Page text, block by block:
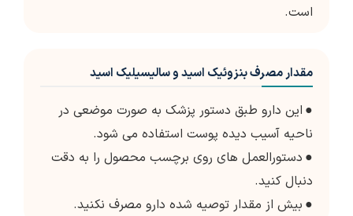
است.
مقدار مصرف بنزوئیک اسید و سالیسیلیک اسید
● این دارو طبق دستور پزشک به صورت موضعی در
ناحیه آسیب دیده پوست استفاده می شود.
● دستورالعمل های روی برچسب محصول را به دقت
دنبال کنید.
● بیش از مقدار توصیه شده دارو مصرف نکنید.